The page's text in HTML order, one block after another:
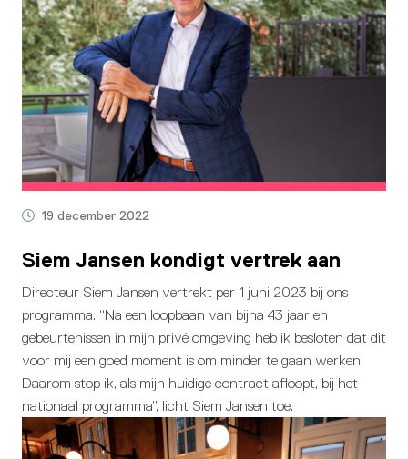
19 december 2022
Siem Jansen kondigt vertrek aan
Directeur Siem Jansen vertrekt per 1 juni 2023 bij ons
programma. “Na een loopbaan van bijna 43 jaar en
gebeurtenissen in mijn privé omgeving heb ik besloten dat dit
voor mij een goed moment is om minder te gaan werken.
Daarom stop ik, als mijn huidige contract afloopt, bij het
nationaal programma”, licht Siem Jansen toe.